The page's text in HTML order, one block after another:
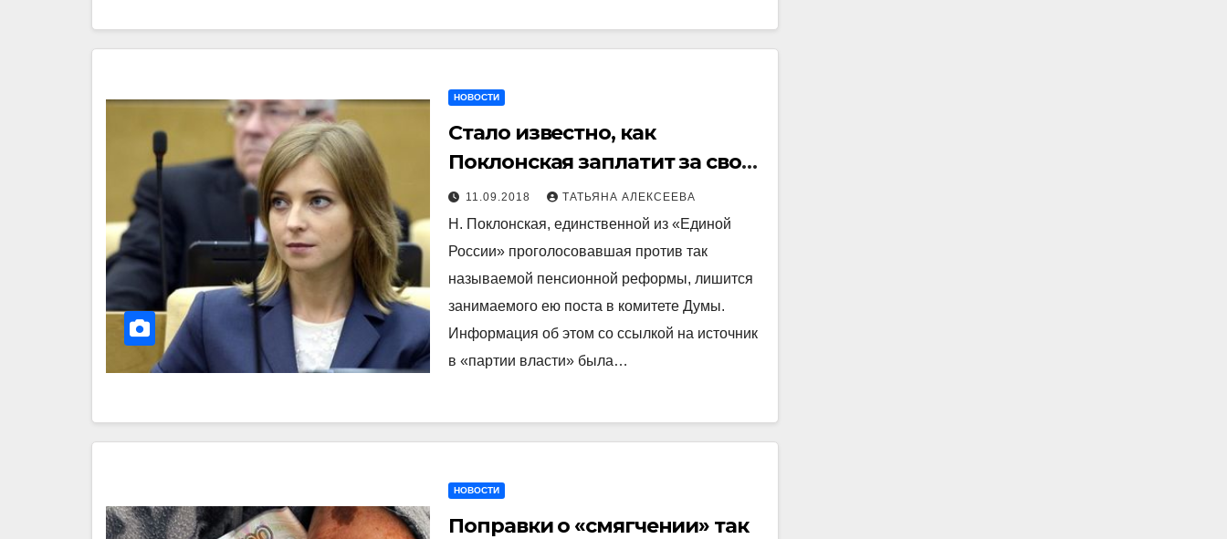
НОВОСТИ
Стало известно, как
Поклонская заплатит за свой
демарш по поводу
«пенсионного грабежа»
11.09.2018 ТАТЬЯНА АЛЕКСЕЕВА
Н. Поклонская, единственной из «Единой
России» проголосовавшая против так
называемой пенсионной реформы, лишится
занимаемого ею поста в комитете Думы.
Информация об этом со ссылкой на источник
в «партии власти» была…
НОВОСТИ
Поправки о «смягчении» так